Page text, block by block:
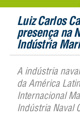
Luiz Carlos
presença na
Indústria
A indústria
da América
Internacional
Indústria Naval